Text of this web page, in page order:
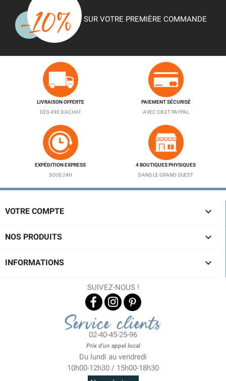
SUR VOTRE PREMIÈRE COMMANDE
LIVRAISON OFFERTE
DÈS 49€ D'ACHAT
PAIEMENT SÉCURISÉ
AVEC CB ET PAYPAL
EXPÉDITION EXPRESS
SOUS 24H
4 BOUTIQUES PHYSIQUES
DANS LE GRAND OUEST
VOTRE COMPTE 
NOS PRODUITS 
INFORMATIONS 
SUIVEZ-NOUS !
Service clients
02-40-45-25-96
Prix d'un appel local
Du lundi au vendredi
10h00-12h30 / 15h00-18h30